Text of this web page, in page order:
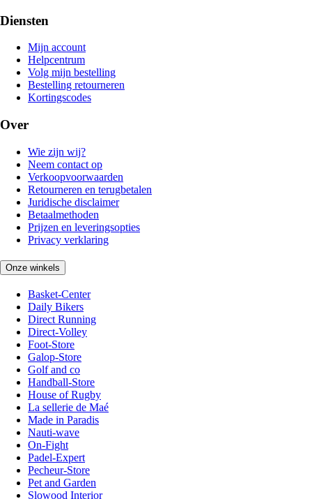
Diensten
Mijn account
Helpcentrum
Volg mijn bestelling
Bestelling retourneren
Kortingscodes
Over
Wie zijn wij?
Neem contact op
Verkoopvoorwaarden
Retourneren en terugbetalen
Juridische disclaimer
Betaalmethoden
Prijzen en leveringsopties
Privacy verklaring
Onze winkels
Basket-Center
Daily Bikers
Direct Running
Direct-Volley
Foot-Store
Galop-Store
Golf and co
Handball-Store
House of Rugby
La sellerie de Maé
Made in Paradis
Nauti-wave
On-Fight
Padel-Expert
Pecheur-Store
Pet and Garden
Slowood Interior